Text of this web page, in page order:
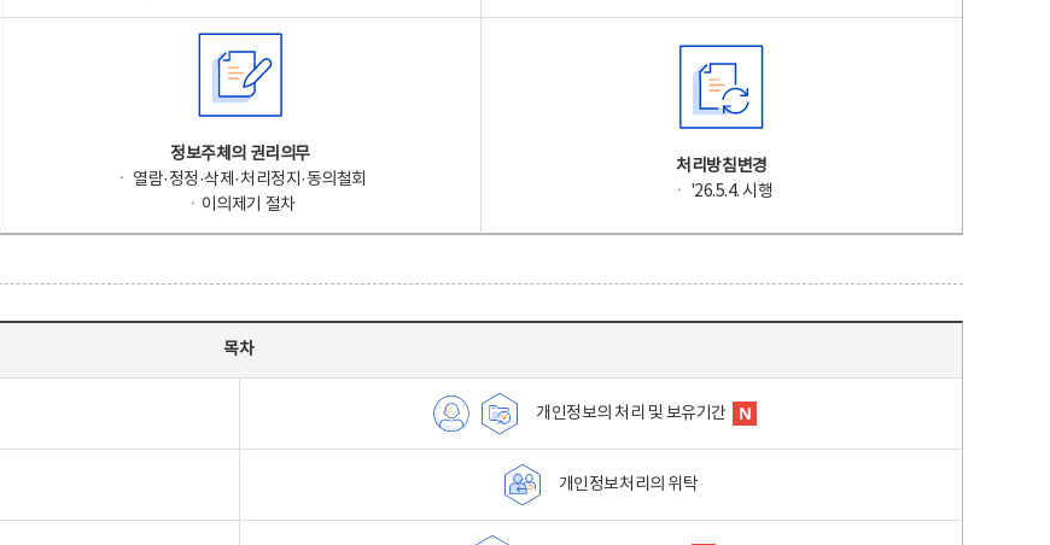
정보주체의 권리의무
ㆍ 열람·정정·삭제·처리정지·동의철회
ㆍ이의제기 절차
처리방침변경
ㆍ '26.5.4. 시행
목차
개인정보의 처리 및 보유기간
개인정보처리의 위탁